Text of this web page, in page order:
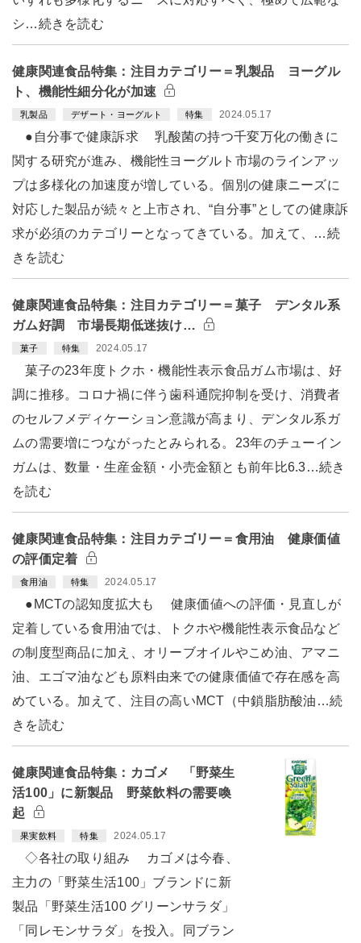
シ…続きを読む
健康関連食品特集：注目カテゴリー＝乳製品 ヨーグル
ト、機能性細分化が加速
乳製品 デザート・ヨーグルト 特集 2024.05.17
●自分事で健康訴求 乳酸菌の持つ千変万化の働きに
関する研究が進み、機能性ヨーグルト市場のラインアッ
プは多様化の加速度が増している。個別の健康ニーズに
対応した製品が続々と上市され、“自分事”としての健康訴
求が必須のカテゴリーとなってきている。加えて、…続
きを読む
健康関連食品特集：注目カテゴリー＝菓子 デンタル系
ガム好調 市場長期低迷抜け…
菓子 特集 2024.05.17
菓子の23年度トクホ・機能性表示食品ガム市場は、好
調に推移。コロナ禍に伴う歯科通院抑制を受け、消費者
のセルフメディケーション意識が高まり、デンタル系ガ
ムの需要増につながったとみられる。23年のチューイン
ガムは、数量・生産金額・小売金額とも前年比6.3…続き
を読む
健康関連食品特集：注目カテゴリー＝食用油 健康価値
の評価定着
食用油 特集 2024.05.17
●MCTの認知度拡大も 健康価値への評価・見直しが
定着している食用油では、トクホや機能性表示食品など
の制度型商品に加え、オリーブオイルやこめ油、アマニ
油、エゴマ油なども原料由来での健康価値で存在感を高
めている。加えて、注目の高いMCT（中鎖脂肪酸油…続
きを読む
健康関連食品特集：カゴメ 「野菜生
活100」に新製品 野菜飲料の需要喚
起
果実飲料 特集 2024.05.17
◇各社の取り組み カゴメは今春、
主力の「野菜生活100」ブランドに新
製品「野菜生活100 グリーンサラダ」
「同レモンサラダ」を投入。同ブラン